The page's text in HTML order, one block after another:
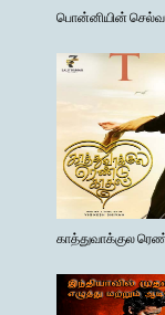
பொன்னியின்
காத்துவாக்குல